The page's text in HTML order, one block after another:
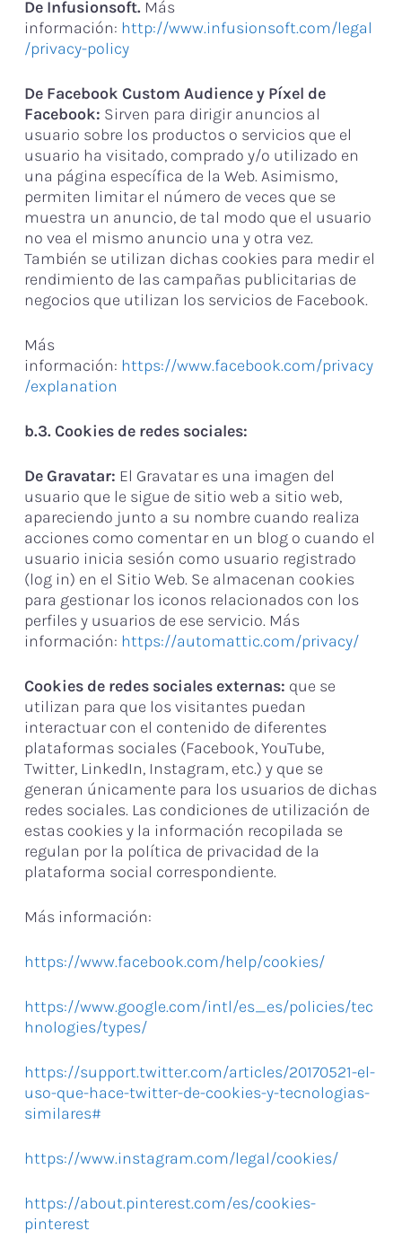
De Infusionsoft. Más
información: http://www.infusionsoft.com/legal
/privacy-policy
De Facebook Custom Audience y Píxel de
Facebook: Sirven para dirigir anuncios al
usuario sobre los productos o servicios que el
usuario ha visitado, comprado y/o utilizado en
una página específica de la Web. Asimismo,
permiten limitar el número de veces que se
muestra un anuncio, de tal modo que el usuario
no vea el mismo anuncio una y otra vez.
También se utilizan dichas cookies para medir el
rendimiento de las campañas publicitarias de
negocios que utilizan los servicios de Facebook.
Más
información: https://www.facebook.com/privacy
/explanation
b.3. Cookies de redes sociales:
De Gravatar: El Gravatar es una imagen del
usuario que le sigue de sitio web a sitio web,
apareciendo junto a su nombre cuando realiza
acciones como comentar en un blog o cuando el
usuario inicia sesión como usuario registrado
(log in) en el Sitio Web. Se almacenan cookies
para gestionar los iconos relacionados con los
perfiles y usuarios de ese servicio. Más
información: https://automattic.com/privacy/
Cookies de redes sociales externas: que se
utilizan para que los visitantes puedan
interactuar con el contenido de diferentes
plataformas sociales (Facebook, YouTube,
Twitter, LinkedIn, Instagram, etc.) y que se
generan únicamente para los usuarios de dichas
redes sociales. Las condiciones de utilización de
estas cookies y la información recopilada se
regulan por la política de privacidad de la
plataforma social correspondiente.
Más información:
https://www.facebook.com/help/cookies/
https://www.google.com/intl/es_es/policies/tec
hnologies/types/
https://support.twitter.com/articles/20170521-el-
uso-que-hace-twitter-de-cookies-y-tecnologias-
similares#
https://www.instagram.com/legal/cookies/
https://about.pinterest.com/es/cookies-
pinterest